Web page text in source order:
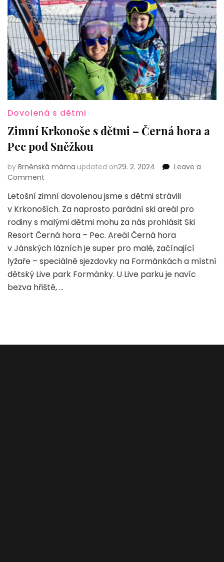
Dovolená s dětmi
Zimní Krkonoše s dětmi – Černá hora a
Pec pod Sněžkou
by Brněnská máma updated on29. 2. 2024
Leave a
Comment
Krkonoše
s dětmi
–
Černá
hora
a
Pec
pod
Sněžkou
Letošní zimní dovolenou jsme s dětmi strávili
v Krkonoších. Za naprosto parádní ski areál pro
rodiny s malými dětmi mohu za nás prohlásit Ski
Resort Černá hora – Pec. Areál Černá hora
v Jánských lázních je super pro malé, začínající
lyžaře – speciálně sjezdovky na Formánkách a místní
dětský Live park Formánky. U Live parku je navíc
bezva hřiště, …